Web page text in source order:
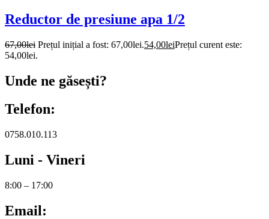
Reductor de presiune apa 1/2
67,00lei Prețul inițial a fost: 67,00lei.54,00leiPrețul curent este:
54,00lei.
Unde ne găsești?
Telefon:
0758.010.113
Luni - Vineri
8:00 – 17:00
Email: